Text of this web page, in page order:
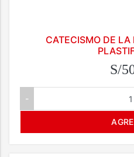
CATECISMO DE LA
S/
-